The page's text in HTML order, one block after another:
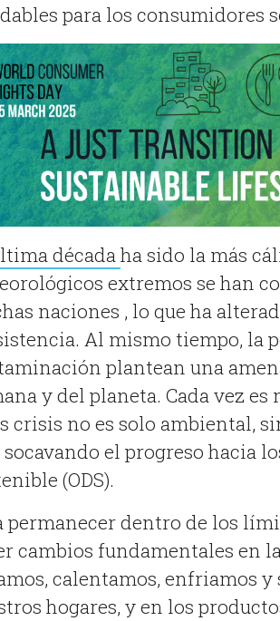
para los consumidores
décadaha sido la más
extremos se han
naciones , lo que ha
Al mismo tiempo, la
plantean una
y del planeta. Cada vez
crisis no es solo ambiental,
socavando el progreso hacia
(ODS).
permanecer dentro de los
cambios fundamentales en
calentamos, enfriamos
hogares, y en los